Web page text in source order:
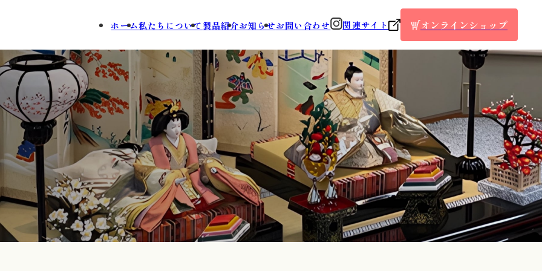
ホーム私たちについて 製品紹介お知らせお問い合わせ 関連サイト オンラインショップ